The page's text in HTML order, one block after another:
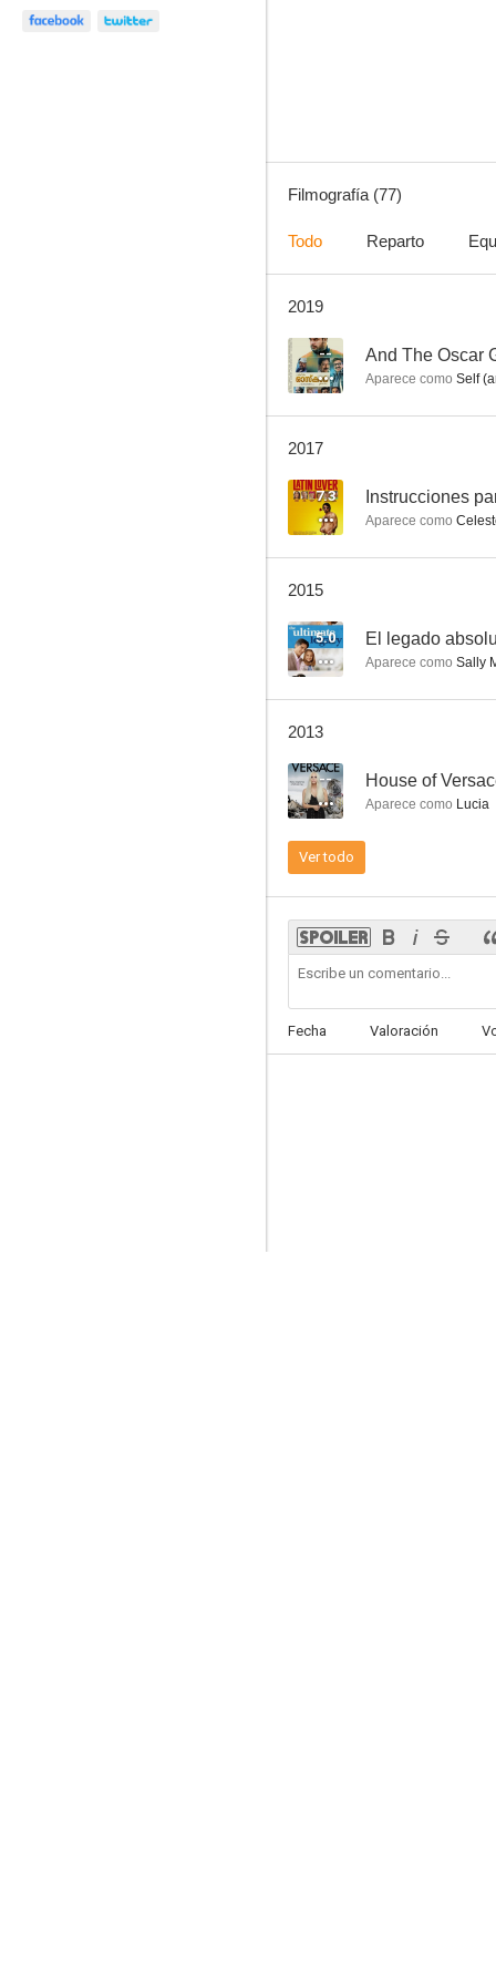
8.0
Filmografía (77)
Todo Reparto
2019
-- And The Oscar
Aparece como Self
2017
7.3
Aparece como
2015
5.0 El legado
Aparece como Sally
2013
-- House of
Aparece como Lucia
Ver todo
Fecha Valoración